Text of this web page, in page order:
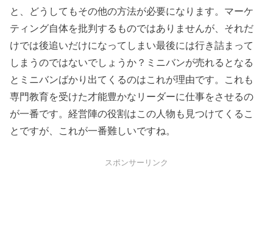
と、どうしてもその他の方法が必要になります。マーケ
ティング自体を批判するものではありませんが、それだ
けでは後追いだけになってしまい最後には行き詰まって
しまうのではないでしょうか？ミニバンが売れるとなる
とミニバンばかり出てくるのはこれが理由です。これも
専門教育を受けた才能豊かなリーダーに仕事をさせるの
が一番です。経営陣の役割はこの人物も見つけてくるこ
とですが、これが一番難しいですね。
スポンサーリンク